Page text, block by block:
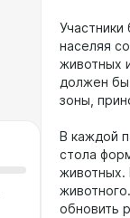
Участники
населяя
животных
должен
зоны,
В каждой
стола
животных.
обновить